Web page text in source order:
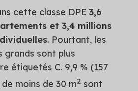
cette classe DPE 3,6
et 3,4 millions
. Pourtant, les
grands sont plus
étiquetés C. 9,9 % (157
moins de 30 m2 sont